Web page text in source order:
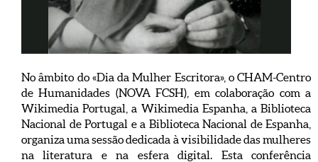
No âmbito do «Dia da Mulher Escritora», o CHAM-Centro
de Humanidades (NOVA FCSH), em colaboração com a
Wikimedia Portugal, a Wikimedia Espanha, a Biblioteca
Nacional de Portugal e a Biblioteca Nacional de Espanha,
organiza uma sessão dedicada à visibilidade das mulheres
na literatura e na esfera digital. Esta conferência